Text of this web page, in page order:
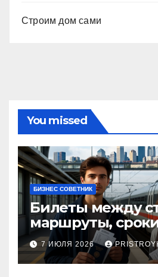
Строим дом сами
You missed
БИЗНЕС СОВЕТНИК
Билеты между
маршруты,
документы
7 ИЮЛЯ 2026